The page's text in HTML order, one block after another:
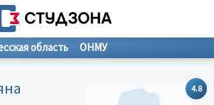
область ОНМУ
4.8